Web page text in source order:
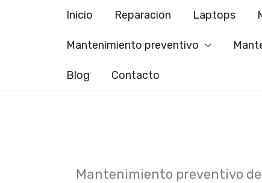
Inicio Reparacion Laptops
Mantenimiento preventivo
Blog Contacto
Mantenimiento preventivo